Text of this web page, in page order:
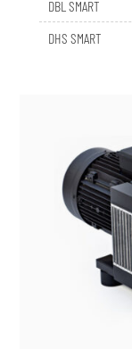
DHS SMART